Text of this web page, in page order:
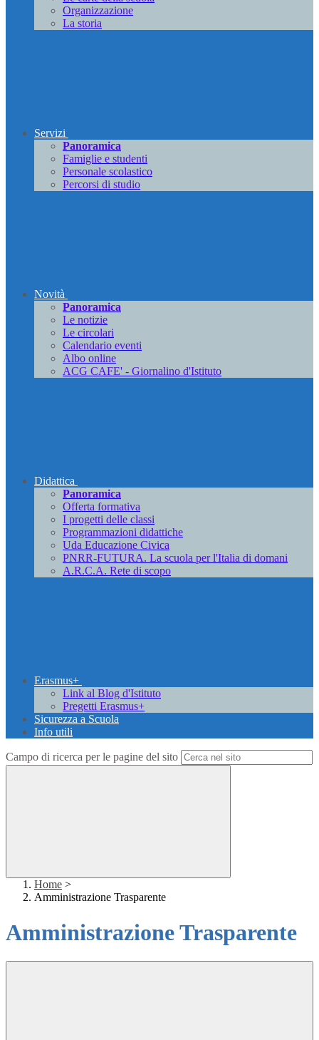
Organizzazione
La storia
Servizi
Panoramica
Famiglie e studenti
Personale scolastico
Percorsi di studio
Novità
Panoramica
Le notizie
Le circolari
Calendario eventi
Albo online
ACG CAFE' - Giornalino d'Istituto
Didattica
Panoramica
Offerta formativa
I progetti delle classi
Programmazioni didattiche
Uda Educazione Civica
PNRR-FUTURA. La scuola per l'Italia di domani
A.R.C.A. Rete di scopo
Erasmus+
Link al Blog d'Istituto
Pregetti Erasmus+
Sicurezza a Scuola
Info utili
Campo di ricerca per le pagine del sito
Home >
Amministrazione Trasparente
Amministrazione Trasparente